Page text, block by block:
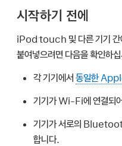
시작하기 전에
iPod touch 및 다른 기기 간
붙여넣으려면 다음을 확인하
각 기기에서동일한
기기가 Wi-Fi에 연결되
기기가 서로의
합니다.